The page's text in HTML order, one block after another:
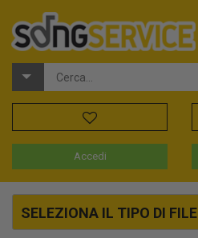
Accedi
SELEZIONA IL TIPO DI FILE